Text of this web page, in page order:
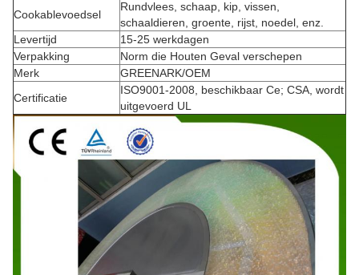
Cookablevoedsel
Rundvlees, schaap, kip, vissen,
schaaldieren, groente, rijst, noedel, enz.
Levertijd
15-25 werkdagen
Verpakking
Norm die Houten Geval verschepen
Merk
GREENARK/OEM
Certificatie
ISO9001-2008, beschikbaar Ce; CSA, wordt
uitgevoerd UL